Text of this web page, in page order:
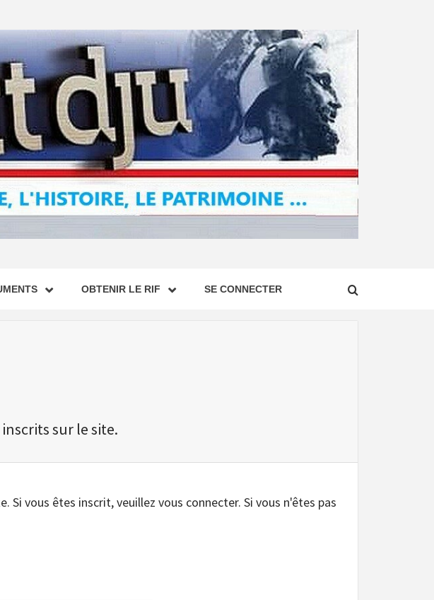
OBTENIR LE RIF SE CONNECTER
sur le site.
vous êtes inscrit, veuillez vous connecter. Si vous n'êtes pas